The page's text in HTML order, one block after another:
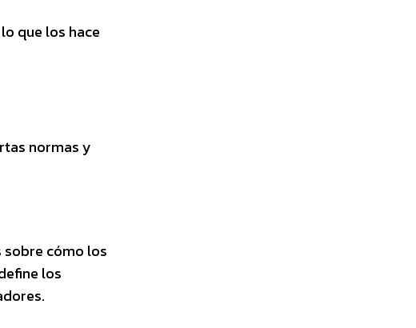
que los hace
normas y
sobre cómo los
los